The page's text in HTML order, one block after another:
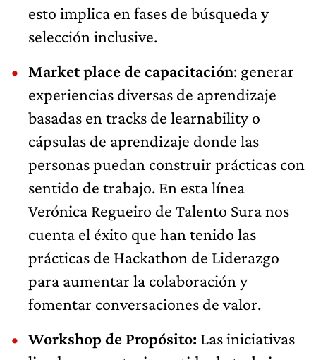
esto implica en fases de búsqueda y
selección inclusive.
Market place de capacitación: generar
experiencias diversas de aprendizaje
basadas en tracks de learnability o
cápsulas de aprendizaje donde las
personas puedan construir prácticas con
sentido de trabajo. En esta línea
Verónica Regueiro de Talento Sura nos
cuenta el éxito que han tenido las
prácticas de Hackathon de Liderazgo
para aumentar la colaboración y
fomentar conversaciones de valor.
Workshop de Propósito: Las iniciativas